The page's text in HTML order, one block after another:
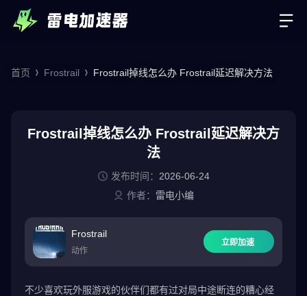
首页 Frostrail Frostrail掉线怎么办 Frostrail延迟解决方法
Frostrail掉线怎么办 Frostrail延迟解决方
法
发布时间： 2026-06-24
作者： 雷电小编
Frostrail
动作
立即加速
不少喜欢玩外服游戏的伙伴们都有过对局中途断连的糟心经